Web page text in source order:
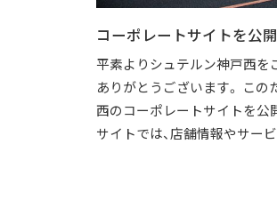
コーポレートサイトを公
平素よりシュテルン神戸西を
ありがとうございます。 この
西のコーポレートサイトを公
サイトでは、店舗情報やサー